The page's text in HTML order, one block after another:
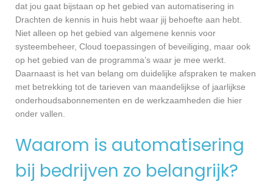
dat jou gaat bijstaan op het gebied van automatisering in
Drachten de kennis in huis hebt waar jij behoefte aan hebt.
Niet alleen op het gebied van algemene kennis voor
systeembeheer, Cloud toepassingen of beveiliging, maar ook
op het gebied van de programma’s waar je mee werkt.
Daarnaast is het van belang om duidelijke afspraken te maken
met betrekking tot de tarieven van maandelijkse of jaarlijkse
onderhoudsabonnementen en de werkzaamheden die hier
onder vallen.
Waarom is automatisering
bij bedrijven zo belangrijk?